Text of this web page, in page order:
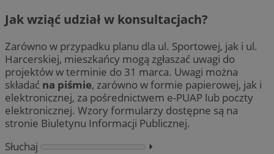
Jak wziąć udział w konsultacjach?
Zarówno w przypadku planu dla ul. Sportowej, jak i ul.
Harcerskiej, mieszkańcy mogą zgłaszać uwagi do
projektów w terminie do 31 marca. Uwagi można
składać na piśmie, zarówno w formie papierowej, jak i
elektronicznej, za pośrednictwem e-PUAP lub poczty
elektronicznej. Wzory formularzy dostępne są na
stronie Biuletynu Informacji Publicznej.
Słuchaj
⏵︎